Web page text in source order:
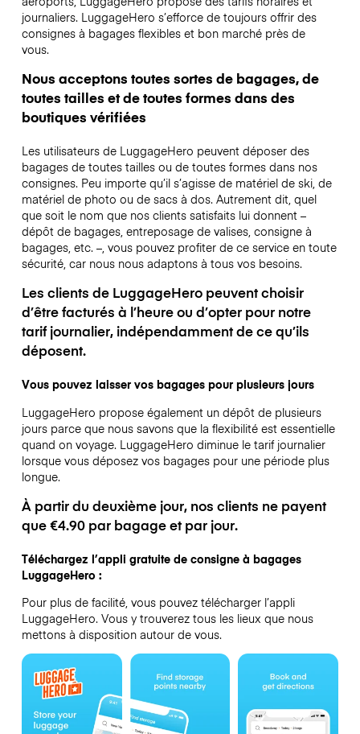
journaliers. LuggageHero s’efforce de toujours offrir des
consignes à bagages flexibles et bon marché près de
vous.
Nous acceptons toutes sortes de bagages, de
toutes tailles et de toutes formes dans des
boutiques vérifiées
Les utilisateurs de LuggageHero peuvent déposer des
bagages de toutes tailles ou de toutes formes dans nos
consignes. Peu importe qu’il s’agisse de matériel de ski, de
matériel de photo ou de sacs à dos. Autrement dit, quel
que soit le nom que nos clients satisfaits lui donnent –
dépôt de bagages, entreposage de valises, consigne à
bagages, etc. –, vous pouvez profiter de ce service en toute
sécurité, car nous nous adaptons à tous vos besoins.
Les clients de LuggageHero peuvent choisir
d’être facturés à l’heure ou d’opter pour notre
tarif journalier, indépendamment de ce qu’ils
déposent.
Vous pouvez laisser vos bagages pour plusieurs jours
LuggageHero propose également un dépôt de plusieurs
jours parce que nous savons que la flexibilité est essentielle
quand on voyage. LuggageHero diminue le tarif journalier
lorsque vous déposez vos bagages pour une période plus
longue.
À partir du deuxième jour, nos clients ne payent
que €4.90 par bagage et par jour.
Téléchargez l’appli gratuite de consigne à bagages
LuggageHero :
Pour plus de facilité, vous pouvez télécharger l’appli
LuggageHero. Vous y trouverez tous les lieux que nous
mettons à disposition autour de vous.